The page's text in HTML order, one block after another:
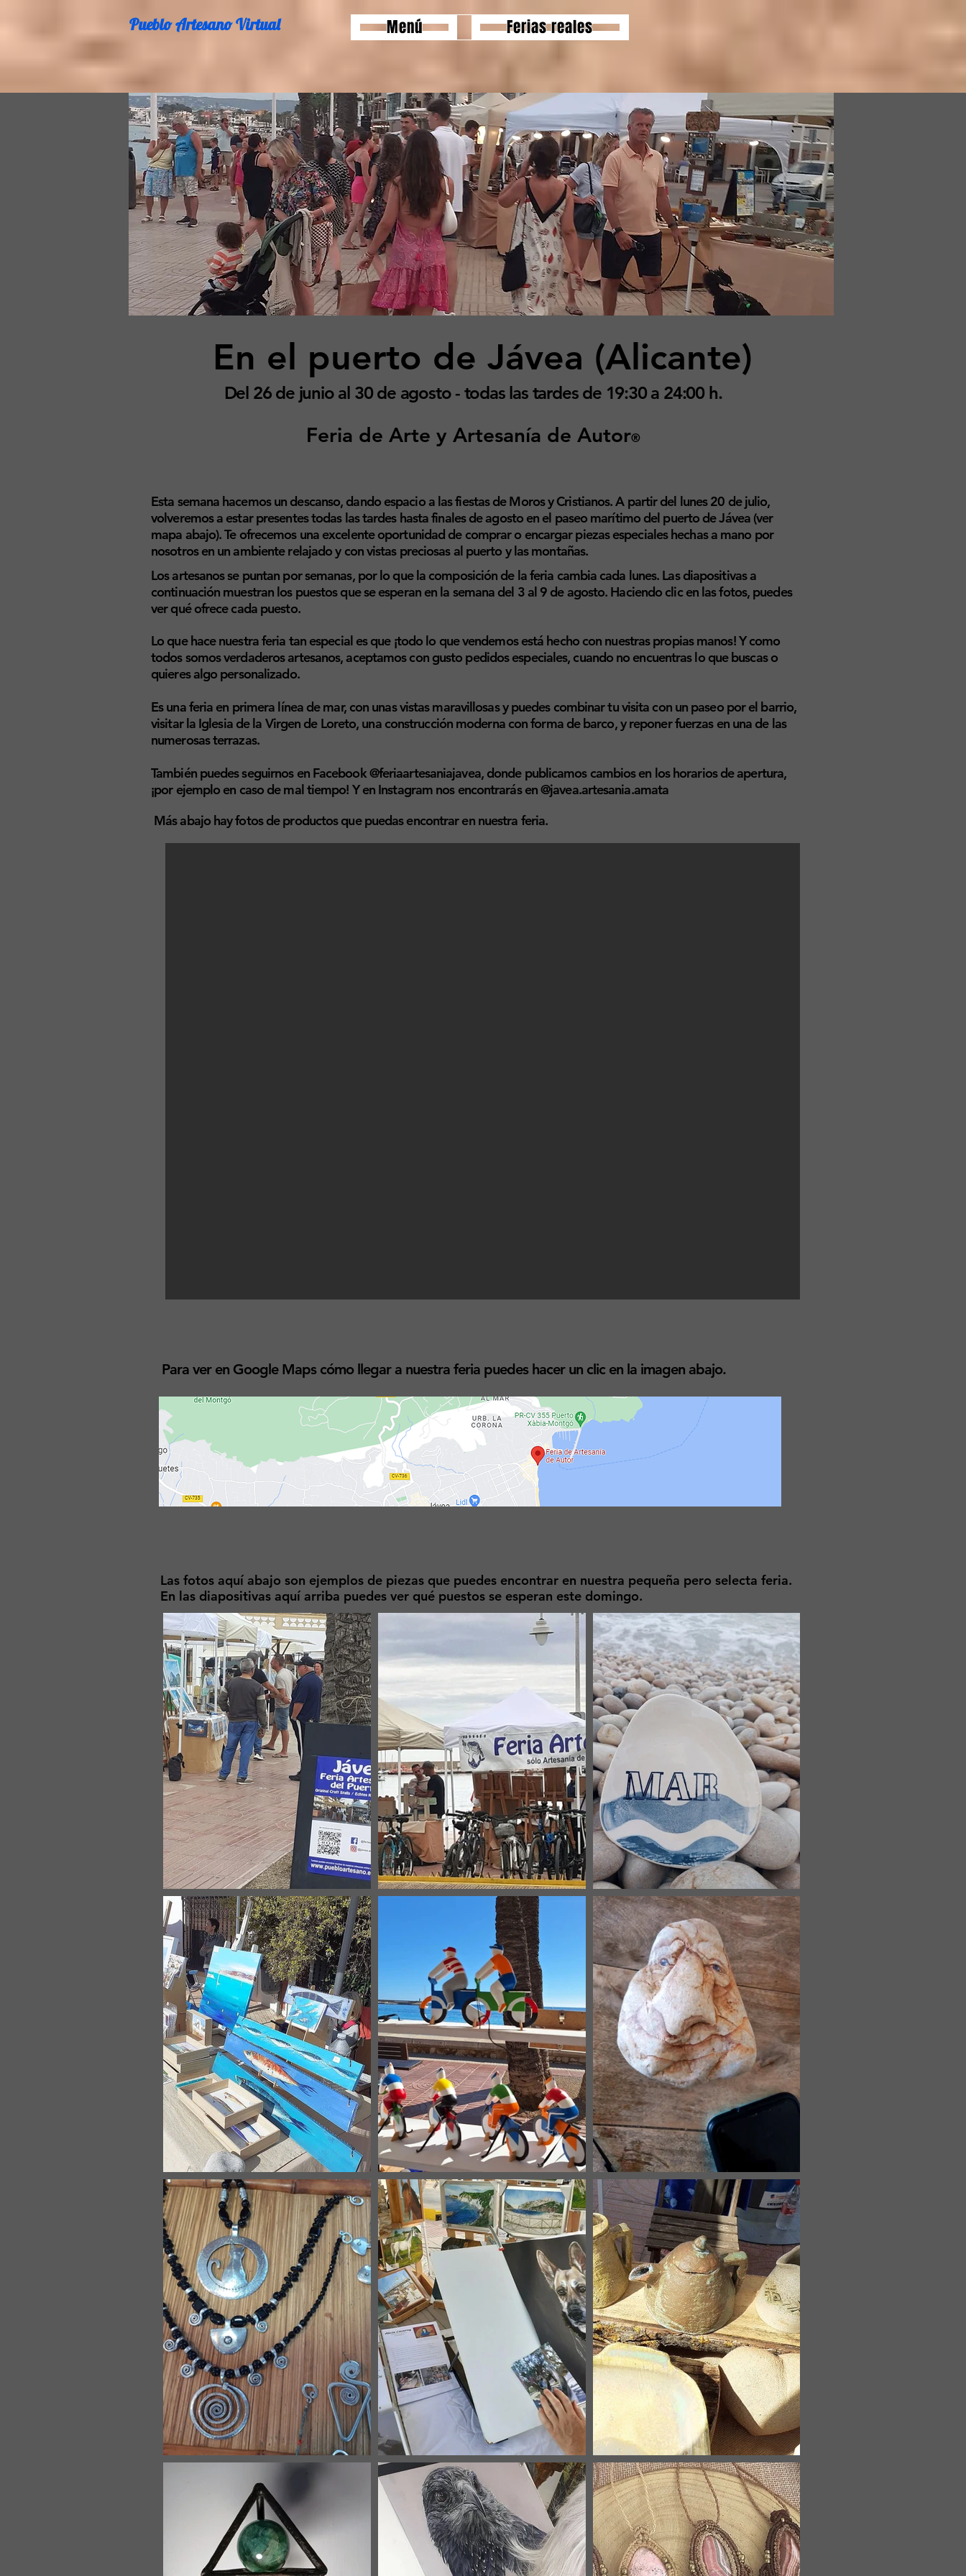
Pueblo Artesano Virtual Menú Ferias reales
En el puerto de Jávea (Alicante)
Del 26 de junio al 30 de agosto - todas las tardes de 19:30 a 24:00 h.
Feria de Arte y Artesanía de Autor®
Esta semana hacemos un descanso, dando espacio a las fiestas de Moros y Cristianos. A partir del lunes 20 de julio,
volveremos a estar presentes todas las tardes hasta finales de agosto en el paseo marítimo del puerto de Jávea (ver
mapa abajo). Te ofrecemos una excelente oportunidad de comprar o encargar piezas especiales hechas a mano por
nosotros en un ambiente relajado y con vistas preciosas al puerto y las montañas.
Los artesanos se puntan por semanas, por lo que la composición de la feria cambia cada lunes. Las diapositivas a
continuación muestran los puestos que se esperan en la semana del 3 al 9 de agosto. Haciendo clic en las fotos, puedes
ver qué ofrece cada puesto.
Lo que hace nuestra feria tan especial es que ¡todo lo que vendemos está hecho con nuestras propias manos!Y como
todos somos verdaderos artesanos, aceptamos con gusto pedidos especiales, cuando no encuentras lo que buscas o
quieres algo personalizado.
Es una feria en primera línea de mar, con unas vistas maravillosas y puedes combinar tu visita con un paseo por el barrio,
visitar la Iglesia de la Virgen de Loreto, una construcción moderna con forma de barco, y reponer fuerzas en una de las
numerosas terrazas.
También puedes seguirnos en Facebook @feriaartesaniajavea, donde publicamos cambios en los horarios de apertura,
¡por ejemplo en caso de mal tiempo! Y en Instagram nos encontrarás en @javea.artesania.amata
Más abajo hay fotos de productos que puedas encontrar en nuestra feria.
Para ver en Google Maps cómo llegar a nuestra feria puedes hacer un clic en la imagen abajo.
Las fotos aquí abajo son ejemplos de piezas que puedes encontrar en nuestra pequeña pero selecta feria.
En las diapositivas aquí arriba puedes ver qué puestos se esperan este domingo.